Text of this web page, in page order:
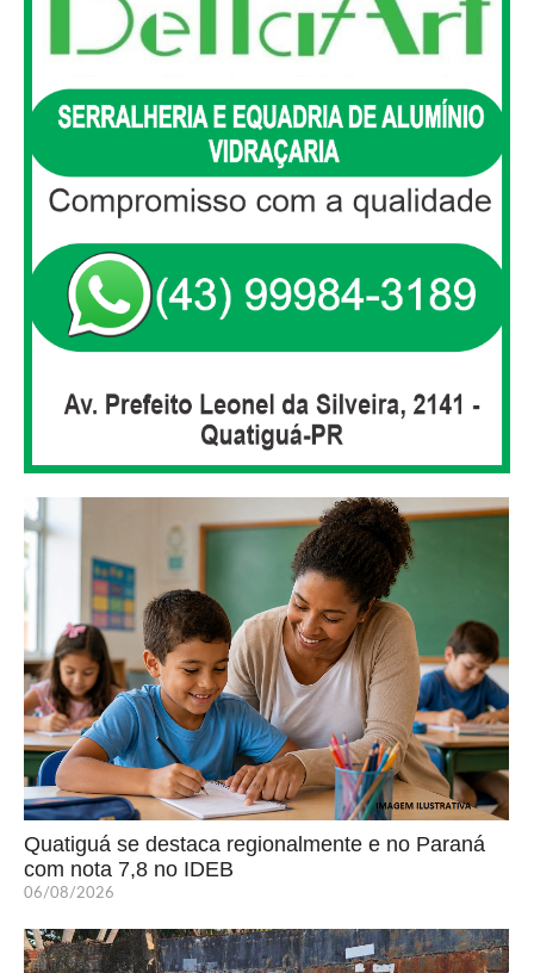
Quatiguá se destaca regionalmente e no Paraná
com nota 7,8 no IDEB
06/08/2026